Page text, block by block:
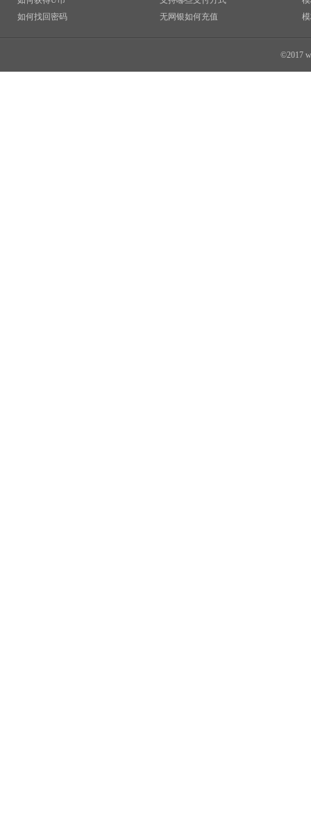
如何找回密码
无网银如何充值
©2017